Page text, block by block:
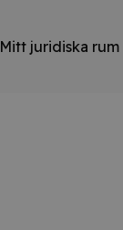
Mitt juridiska rum